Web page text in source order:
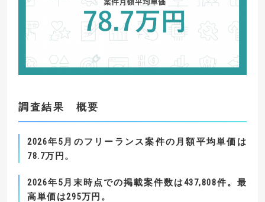
調査結果 概要
2026年5月のフリーランス案件の月額平均単価は
78.7万円。
2026年5月末時点での掲載案件数は437,808件。最
高単価は295万円。